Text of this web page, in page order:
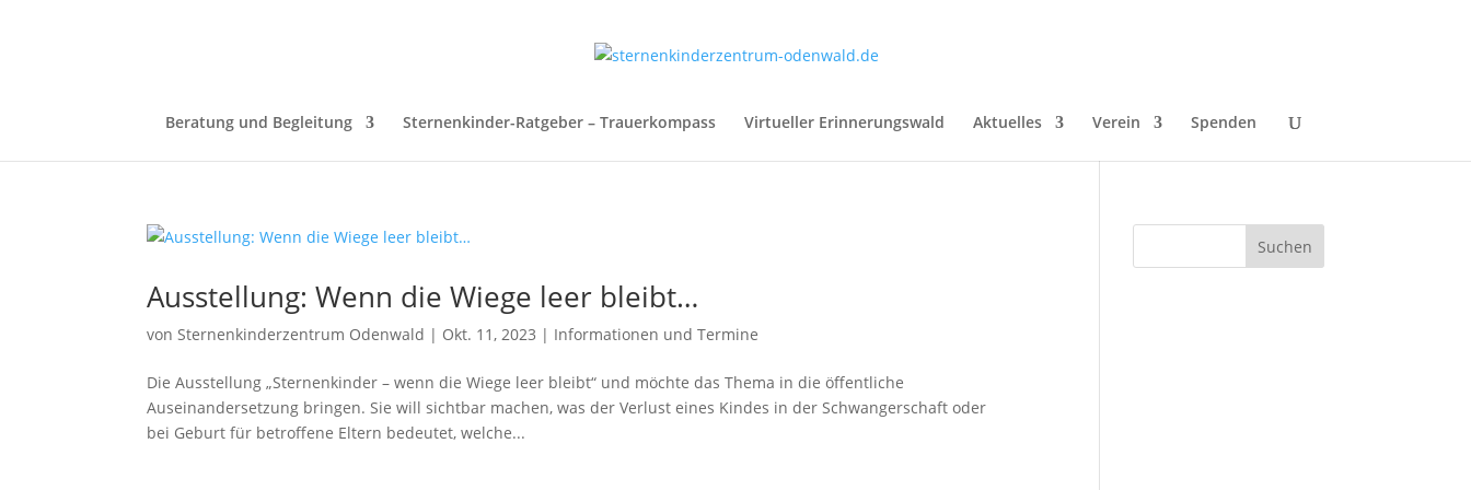
Beratung und Begleitung Sternenkinder-Ratgeber – Trauerkompass Virtueller Erinnerungswald Aktuelles Verein Spenden
Ausstellung: Wenn die Wiege leer bleibt…
vonSternenkinderzentrum Odenwald | Okt. 11, 2023 | Informationen und Termine
Die Ausstellung „Sternenkinder – wenn die Wiege leer bleibt“ und möchte das Thema in die öffentliche
Auseinandersetzung bringen. Sie will sichtbar machen, was der Verlust eines Kindes in der Schwangerschaft oder
bei Geburt für betroffene Eltern bedeutet, welche...